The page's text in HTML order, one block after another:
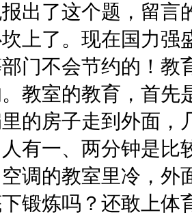
出了这个题，留言
上了。现在国力强
门不会节约的！教
教室的教育，首先
的房子走到外面，
有一、两分钟是比
调的教室里冷，外
锻炼吗？还敢上体